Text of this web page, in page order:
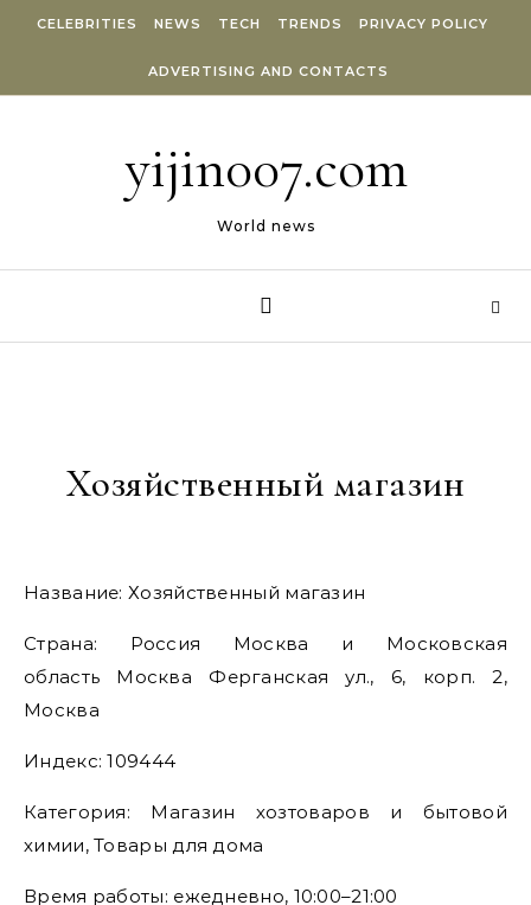
CELEBRITIES NEWS TECH TRENDS PRIVACY POLICY
ADVERTISING AND CONTACTS
yijin007.com
World news
Хозяйственный магазин
Название: Хозяйственный магазин
Страна: Россия Москва и Московская
область Москва Ферганская ул., 6, корп. 2,
Москва
Индекс: 109444
Категория: Магазин хозтоваров и бытовой
химии, Товары для дома
Время работы: ежедневно, 10:00–21:00